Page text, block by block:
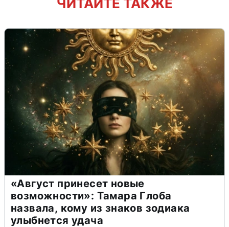
«Август принесет новые
возможности»: Тамара Глоба
назвала, кому из знаков зодиака
улыбнется удача